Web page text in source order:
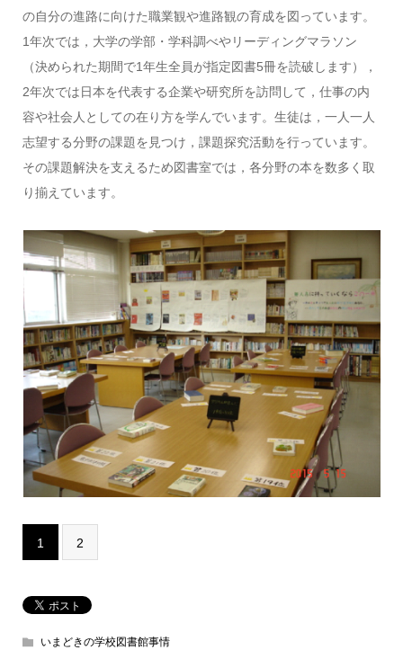
の自分の進路に向けた職業観や進路観の育成を図っています。
1年次では，大学の学部・学科調べやリーディングマラソン
（決められた期間で1年生全員が指定図書5冊を読破します），
2年次では日本を代表する企業や研究所を訪問して，仕事の内
容や社会人としての在り方を学んでいます。生徒は，一人一人
志望する分野の課題を見つけ，課題探究活動を行っています。
その課題解決を支えるため図書室では，各分野の本を数多く取
り揃えています。
1 2
いまどきの学校図書館事情